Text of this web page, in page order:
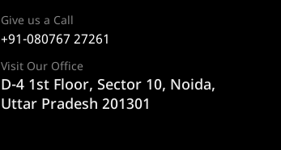
Give us a Call
+91-080767 27261
Visit Our Office
D-4 1st Floor, Sector 10, Noida,
Uttar Pradesh 201301